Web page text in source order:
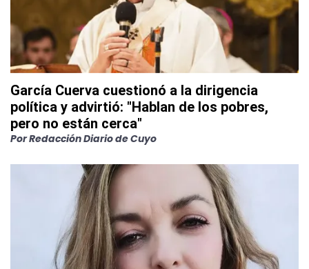
García Cuerva cuestionó a la dirigencia
política y advirtió: "Hablan de los pobres,
pero no están cerca"
PorRedacción Diario de Cuyo